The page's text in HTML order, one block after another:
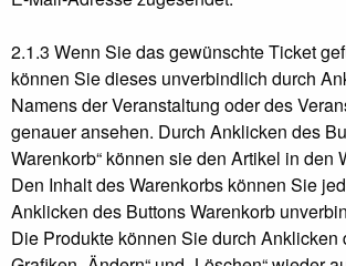
2.1.3 Wenn Sie das gewünschte Ticket
können Sie dieses unverbindlich durch
Namens der Veranstaltung oder des
genauer ansehen. Durch Anklicken des
Warenkorb“ können sie den Artikel in den
Den Inhalt des Warenkorbs können Sie
Anklicken des Buttons Warenkorb
Die Produkte können Sie durch Anklicken